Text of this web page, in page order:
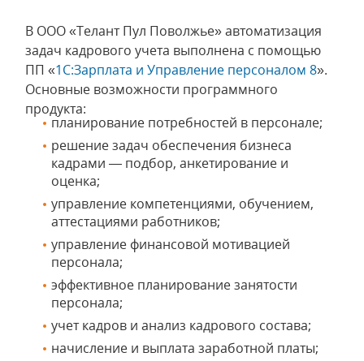
В ООО «Телант Пул Поволжье» автоматизация
задач кадрового учета выполнена с помощью
ПП «1С:Зарплата и Управление персоналом 8».
Основные возможности программного
продукта:
планирование потребностей в персонале;
решение задач обеспечения бизнеса
кадрами — подбор, анкетирование и
оценка;
управление компетенциями, обучением,
аттестациями работников;
управление финансовой мотивацией
персонала;
эффективное планирование занятости
персонала;
учет кадров и анализ кадрового состава;
начисление и выплата заработной платы;